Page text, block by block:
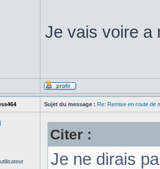
Je vais voire a
Sujet du message : Re: Remise en route de
Citer :
Je ne dirais